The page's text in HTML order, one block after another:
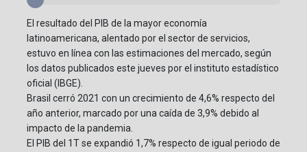
El resultado del PIB de la mayor economía
latinoamericana, alentado por el sector de servicios,
estuvo en línea con las estimaciones del mercado, según
los datos publicados este jueves por el instituto estadístico
oficial (IBGE).
Brasil cerró 2021 con un crecimiento de 4,6% respecto del
año anterior, marcado por una caída de 3,9% debido al
impacto de la pandemia.
El PIB del 1T se expandió 1,7% respecto de igual periodo de